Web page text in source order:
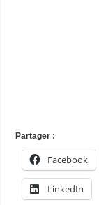
Partager :
Facebook
LinkedIn